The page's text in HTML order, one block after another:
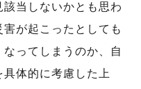
当しないかとも思わ
が起こったとしても
ってしまうのか、自
体的に考慮した上